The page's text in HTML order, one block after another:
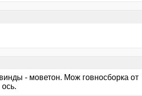
- моветон. Мож говносборка от